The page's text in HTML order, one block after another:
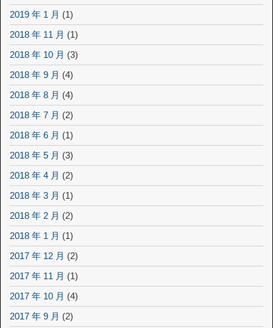
2019 年 1 月 (1)
2018 年 11 月 (1)
2018 年 10 月 (3)
2018 年 9 月 (4)
2018 年 8 月 (4)
2018 年 7 月 (2)
2018 年 6 月 (1)
2018 年 5 月 (3)
2018 年 4 月 (2)
2018 年 3 月 (1)
2018 年 2 月 (2)
2018 年 1 月 (1)
2017 年 12 月 (2)
2017 年 11 月 (1)
2017 年 10 月 (4)
2017 年 9 月 (2)